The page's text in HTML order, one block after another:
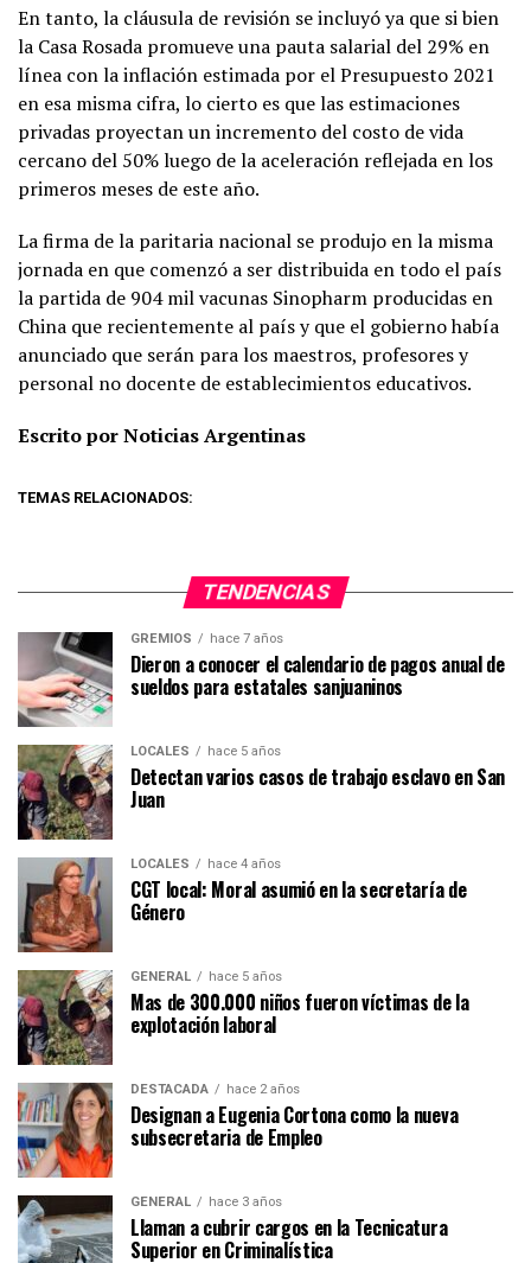
En tanto, la cláusula de revisión se incluyó ya que si bien
la Casa Rosada promueve una pauta salarial del 29% en
línea con la inflación estimada por el Presupuesto 2021
en esa misma cifra, lo cierto es que las estimaciones
privadas proyectan un incremento del costo de vida
cercano del 50% luego de la aceleración reflejada en los
primeros meses de este año.
La firma de la paritaria nacional se produjo en la misma
jornada en que comenzó a ser distribuida en todo el país
la partida de 904 mil vacunas Sinopharm producidas en
China que recientemente al país y que el gobierno había
anunciado que serán para los maestros, profesores y
personal no docente de establecimientos educativos.
Escrito por Noticias Argentinas
TEMAS RELACIONADOS:
TENDENCIAS
GREMIOS hace 7 años
Dieron a conocer el calendario de pagos anual de
sueldos para estatales sanjuaninos
LOCALES hace 5 años
Detectan varios casos de trabajo esclavo en San
Juan
LOCALES hace 4 años
CGT local: Moral asumió en la secretaría de
Género
GENERAL hace 5 años
Mas de 300.000 niños fueron víctimas de la
explotación laboral
DESTACADA hace 2 años
Designan a Eugenia Cortona como la nueva
subsecretaria de Empleo
GENERAL hace 3 años
Llaman a cubrir cargos en la Tecnicatura
Superior en Criminalística